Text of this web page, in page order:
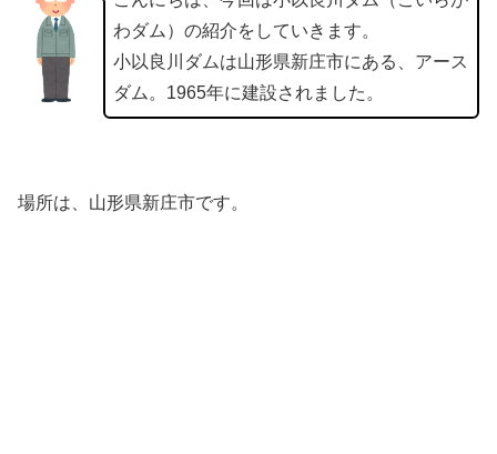
わダム）の紹介をしていきます。
小以良川ダムは山形県新庄市にある、アース
ダム。1965年に建設されました。
場所は、山形県新庄市です。